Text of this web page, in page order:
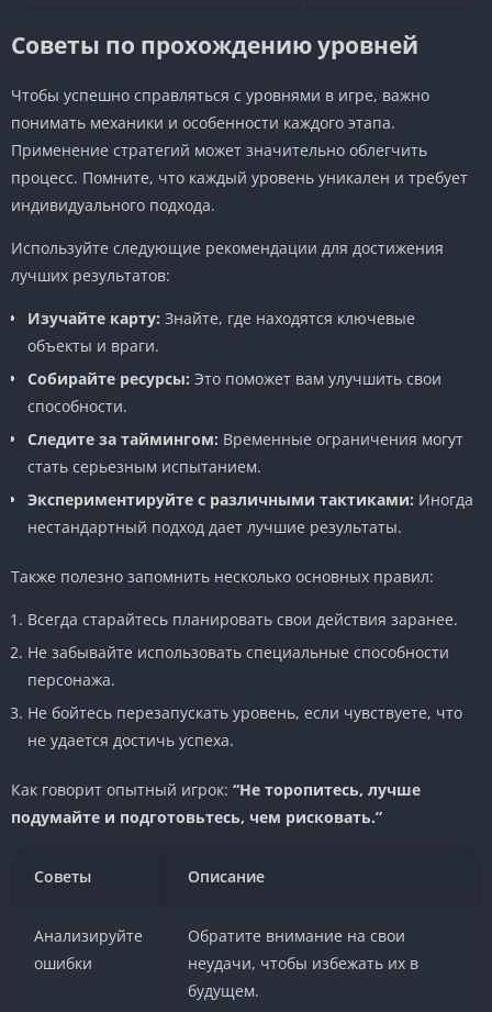
Советы по прохождению уровней
Чтобы успешно справляться с уровнями в игре, важно
понимать механики и особенности каждого этапа.
Применение стратегий может значительно облегчить
процесс. Помните, что каждый уровень уникален и требует
индивидуального подхода.
Используйте следующие рекомендации для достижения
лучших результатов:
Изучайте карту: Знайте, где находятся ключевые
объекты и враги.
Собирайте ресурсы: Это поможет вам улучшить свои
способности.
Следите за таймингом: Временные ограничения могут
стать серьезным испытанием.
Экспериментируйте с различными тактиками: Иногда
нестандартный подход дает лучшие результаты.
Также полезно запомнить несколько основных правил:
Всегда старайтесь планировать свои действия заранее.
Не забывайте использовать специальные способности
персонажа.
Не бойтесь перезапускать уровень, если чувствуете, что
не удается достичь успеха.
Как говорит опытный игрок: “Не торопитесь, лучше
подумайте и подготовьтесь, чем рисковать.”
Советы Описание
Анализируйте
ошибки
Обратите внимание на свои
неудачи, чтобы избежать их в
будущем.